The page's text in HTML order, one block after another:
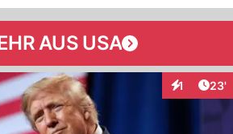
AUS USA
1 23'